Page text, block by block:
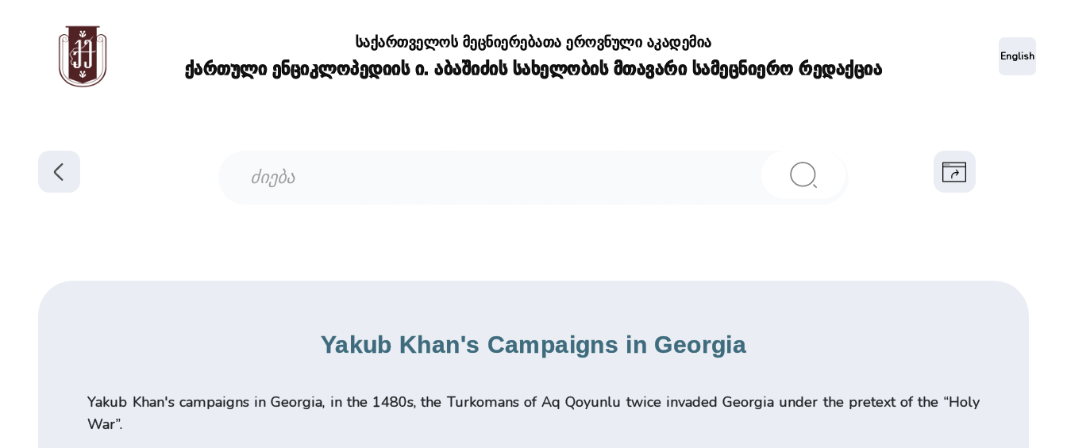
საქართველოს მეცნიერებათა ეროვნული აკადემია
ქართული ენციკლოპედიის ი. აბაშიძის სახელობის მთავარი სამეცნიერო რედაქცია
English
Yakub Khan's Campaigns in Georgia
Yakub Khan's campaigns in Georgia, in the 1480s, the Turkomans of Aq Qoyunlu twice invaded Georgia under the pretext of the “Holy
War”.